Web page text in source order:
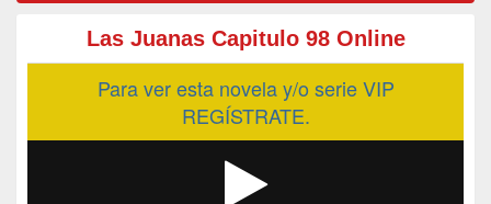
Las Juanas Capitulo 98 Online
Para ver esta novela y/o serie VIP
REGÍSTRATE.